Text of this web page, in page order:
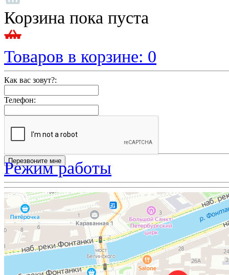
Корзина пока пуста
Товаров в корзине: 0
Как вас зовут?:
Телефон:
Режим работы